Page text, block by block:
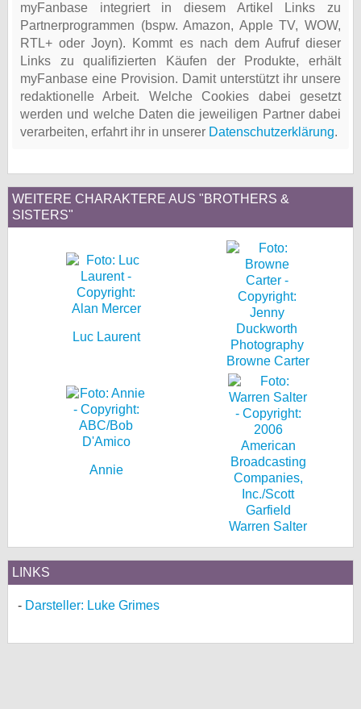
myFanbase integriert in diesem Artikel Links zu
Partnerprogrammen (bspw. Amazon, Apple TV, WOW,
RTL+ oder Joyn). Kommt es nach dem Aufruf dieser
Links zu qualifizierten Käufen der Produkte, erhält
myFanbase eine Provision. Damit unterstützt ihr unsere
redaktionelle Arbeit. Welche Cookies dabei gesetzt
werden und welche Daten die jeweiligen Partner dabei
verarbeiten, erfahrt ihr in unserer Datenschutzerklärung.
WEITERE CHARAKTERE AUS "BROTHERS &
SISTERS"
Luc Laurent
Browne Carter
Annie
Warren Salter
LINKS
Darsteller: Luke Grimes